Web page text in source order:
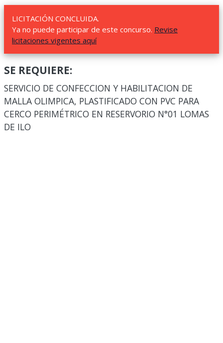
LICITACIÓN CONCLUIDA.
Ya no puede participar de este concurso. Revise
licitaciones vigentes aquí
SE REQUIERE:
SERVICIO DE CONFECCION Y HABILITACION DE
MALLA OLIMPICA, PLASTIFICADO CON PVC PARA
CERCO PERIMÉTRICO EN RESERVORIO N°01 LOMAS
DE ILO